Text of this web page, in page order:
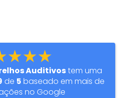
Auditivostem uma
de 5 baseado em mais de
no Google